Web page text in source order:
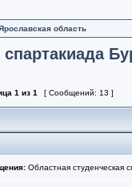
область
1 из 1 [ Сообщений: 13 ]
Областная студенческая